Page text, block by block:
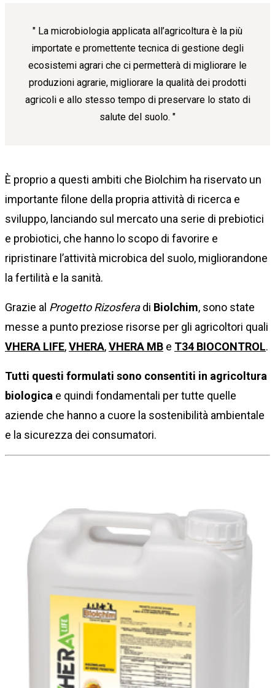
La microbiologia applicata all’agricoltura è la più
importate e promettente tecnica di gestione degli
ecosistemi agrari che ci permetterà di migliorare le
produzioni agrarie, migliorare la qualità dei prodotti
agricoli e allo stesso tempo di preservare lo stato di
salute del suolo.
È proprio a questi ambiti che Biolchim ha riservato un
importante filone della propria attività di ricerca e
sviluppo, lanciando sul mercato una serie di prebiotici
e probiotici, che hanno lo scopo di favorire e
ripristinare l’attività microbica del suolo, migliorandone
la fertilità e la sanità.
Grazie al Progetto Rizosferadi Biolchim, sono state
messe a punto preziose risorse per gli agricoltori quali
VHERA LIFE,VHERA,VHERA MB e T34 BIOCONTROL.
Tutti questi formulati sono consentiti in agricoltura
biologica e quindi fondamentali per tutte quelle
aziende che hanno a cuore la sostenibilità ambientale
e la sicurezza dei consumatori.